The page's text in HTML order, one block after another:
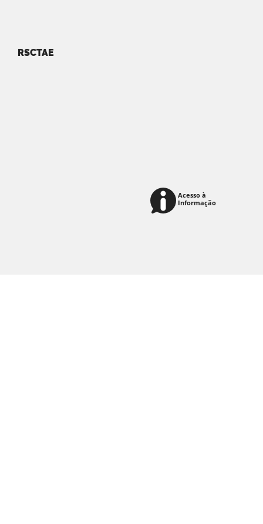
RSCTAE